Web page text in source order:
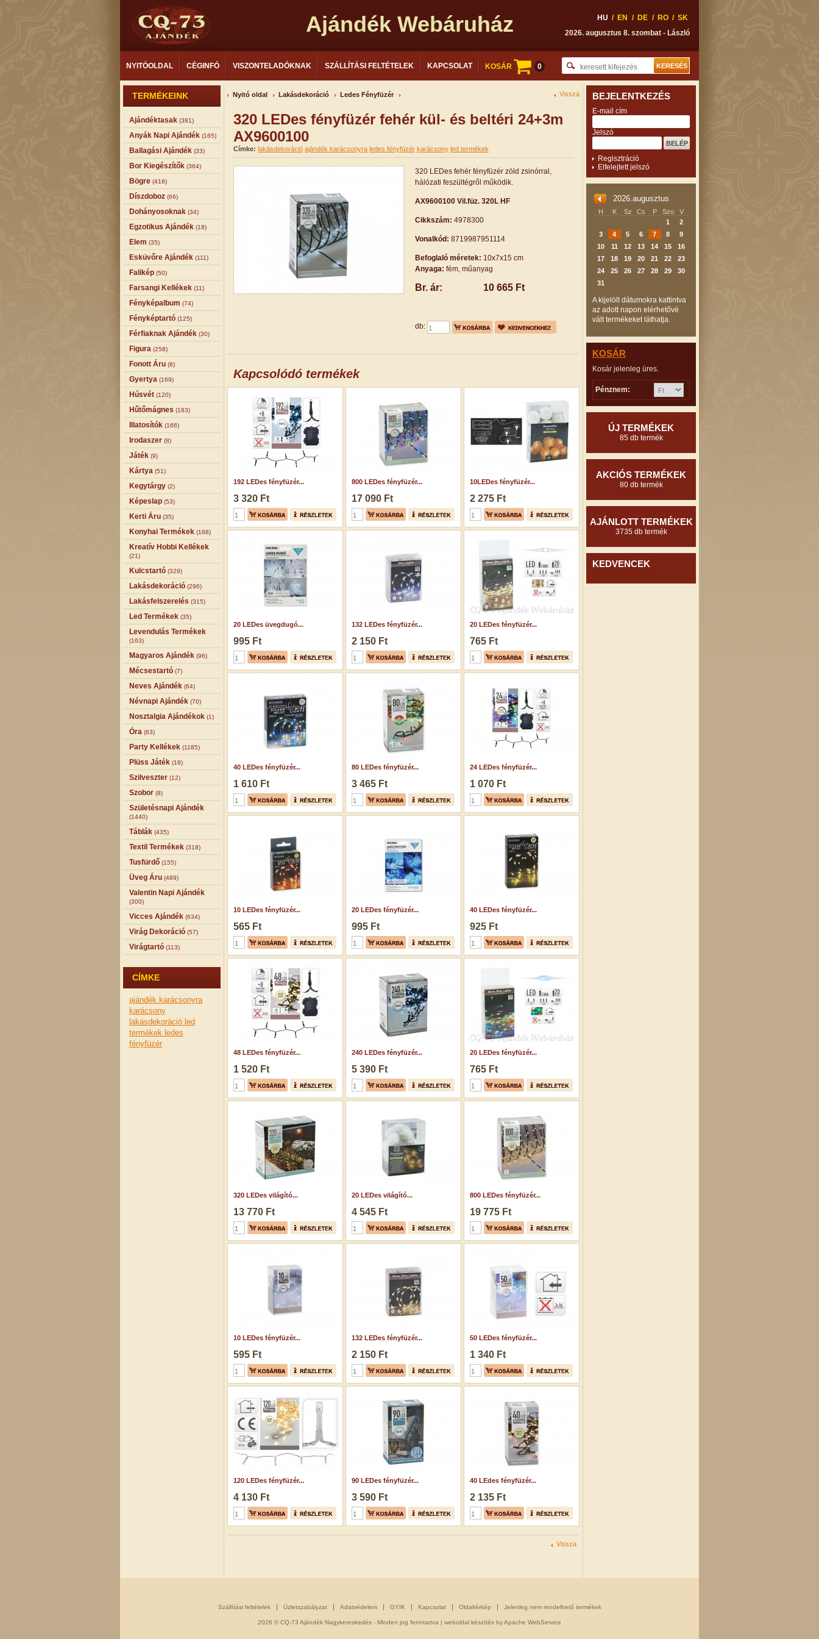
Ajándék Webáruház HU / EN / DE / RO / SK
2026. augusztus 8. szombat - László
NYITÓOLDAL CÉGINFÓ VISZONTELADÓKNAK SZÁLLÍTÁSI FELTÉTELEK KAPCSOLAT KOSÁR 0
TERMÉKEINK
Ajándéktasak (381)
Anyák Napi Ajándék (165)
Ballagási Ajándék (33)
Bor Kiegészítők (364)
Bögre (418)
Díszdoboz (66)
Dohányosoknak (34)
Egzotikus Ajándék (18)
Elem (35)
Esküvőre Ajándék (111)
Falikép (50)
Farsangi Kellékek (11)
Fényképalbum (74)
Fényképtartó (125)
Férfiaknak Ajándék (30)
Figura (258)
Fonott Áru (8)
Gyertya (169)
Húsvét (120)
Hűtőmágnes (183)
Illatosítók (166)
Irodaszer (8)
Játék (9)
Kártya (51)
Kegytárgy (2)
Képeslap (53)
Kerti Áru (35)
Konyhai Termékek (168)
Kreatív Hobbi Kellékek
(21)
Kulcstartó (329)
Lakásdekoráció (296)
Lakásfelszerelés (315)
Led Termékek (35)
Levendulás Termékek
(163)
Magyaros Ajándék (96)
Mécsestartó (7)
Neves Ajándék (64)
Névnapi Ajándék (70)
Nosztalgia Ajándékok (1)
Óra (63)
Party Kellékek (1185)
Plüss Játék (18)
Szilveszter (12)
Szobor (8)
Születésnapi Ajándék
(1440)
Táblák (435)
Textil Termékek (318)
Tusfürdő (155)
Üveg Áru (489)
Valentin Napi Ajándék
(300)
Vicces Ajándék (634)
Virág Dekoráció (57)
Virágtartó (113)
CÍMKE
ajándék karácsonyra
karácsony
lakásdekoráció led
termékek ledes
fényfüzér
Nyitó oldal Lakásdekoráció Ledes Fényfüzér Vissza
320 LEDes fényfüzér fehér kül- és beltéri 24+3m
AX9600100
Címke: lakásdekoráció ajándék karácsonyra ledes fényfüzér karácsony led termékek
320 LEDes fehér fényfüzér zöld zsinórral,
hálózati feszültégről működik.
AX9600100 Vil.füz. 320L HF
Cikkszám: 4978300
Vonalkód: 8719987951114
Befoglaló méretek: 10x7x15 cm
Anyaga: fém, műanyag
Br. ár: 10 665 Ft
db:
Kapcsolódó termékek
192 LEDes fényfüzér...
3 320 Ft
800 LEDes fényfüzér...
17 090 Ft
10LEDes fényfüzér...
2 275 Ft
20 LEDes üvegdugó...
995 Ft
132 LEDes fényfüzér...
2 150 Ft
20 LEDes fényfüzér...
765 Ft
40 LEDes fényfüzér...
1 610 Ft
80 LEDes fényfüzér...
3 465 Ft
24 LEDes fényfüzér...
1 070 Ft
10 LEDes fényfüzér...
565 Ft
20 LEDes fényfüzér...
995 Ft
40 LEDes fényfüzér...
925 Ft
48 LEDes fényfüzér...
1 520 Ft
240 LEDes fényfüzér...
5 390 Ft
20 LEDes fényfüzér...
765 Ft
320 LEDes világító...
13 770 Ft
20 LEDes világító...
4 545 Ft
800 LEDes fényfüzér...
19 775 Ft
10 LEDes fényfüzér...
595 Ft
132 LEDes fényfüzér...
2 150 Ft
50 LEDes fényfüzér...
1 340 Ft
120 LEDes fényfüzér...
4 130 Ft
90 LEDes fényfüzér...
3 590 Ft
40 LEdes fényfüzér...
2 135 Ft
Vissza
BEJELENTKEZÉS
E-mail cím
Jelszó
Regisztráció
Elfelejtett jelszó
2026.augusztus
H K Sz Cs P Szo
V
1
2
3
4 5 6 7 8
9
10
11 12 13 14 15
16
17
18 19 20 21 22
23
24
25 26 27 28 29
30
31
A kijelölt dátumokra kattintva
az adott napon elérhetővé
vált termékeket láthatja.
KOSÁR
Kosár jelenleg üres.
Pénznem:
ÚJ TERMÉKEK
85 db termék
AKCIÓS TERMÉKEK
80 db termék
AJÁNLOTT TERMÉKEK
3735 db termék
KEDVENCEK
Szállítási feltételek Üzletszabályzat Adatvédelem GYIK Kapcsolat Oldaltérkép Jelenleg nem rendelhető termékek
2026 © CQ-73 Ajándék Nagykereskedés - Minden jog fenntartva | weboldal készítés by Apache WebService